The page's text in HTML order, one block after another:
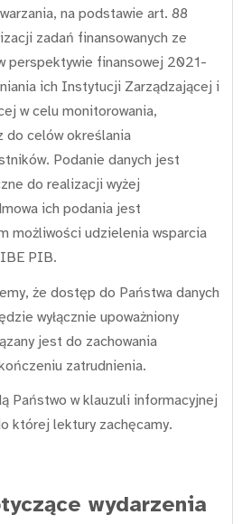
na podstawie art. 88
zadań finansowanych ze
perspektywie finansowej 2021-
ich Instytucji Zarządzającej i
w celu monitorowania,
do celów określania
Podanie danych jest
do realizacji wyżej
ich podania jest
możliwości udzielenia wsparcia
PIB.
że dostęp do Państwa danych
wyłącznie upoważniony
jest do zachowania
zatrudnienia.
Państwo w klauzuli informacyjnej
której lektury zachęcamy.
wydarzenia